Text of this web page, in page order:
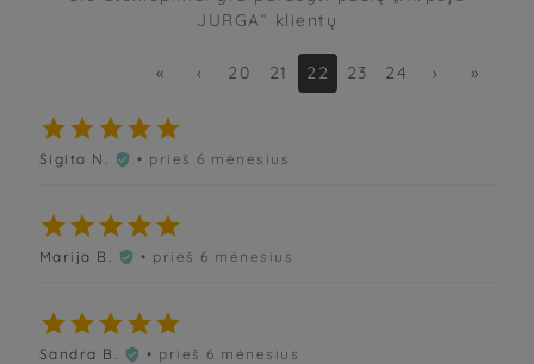
JURGA“ klientų
« ‹ 20 21 22 23 24 › »

Sigita N.  • prieš 6 mėnesius

Marija B.  • prieš 6 mėnesius

Sandra B.  • prieš 6 mėnesius